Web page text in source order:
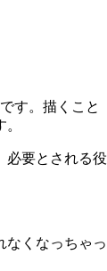
す。描くこと
必要とされる役
なくなっちゃっ